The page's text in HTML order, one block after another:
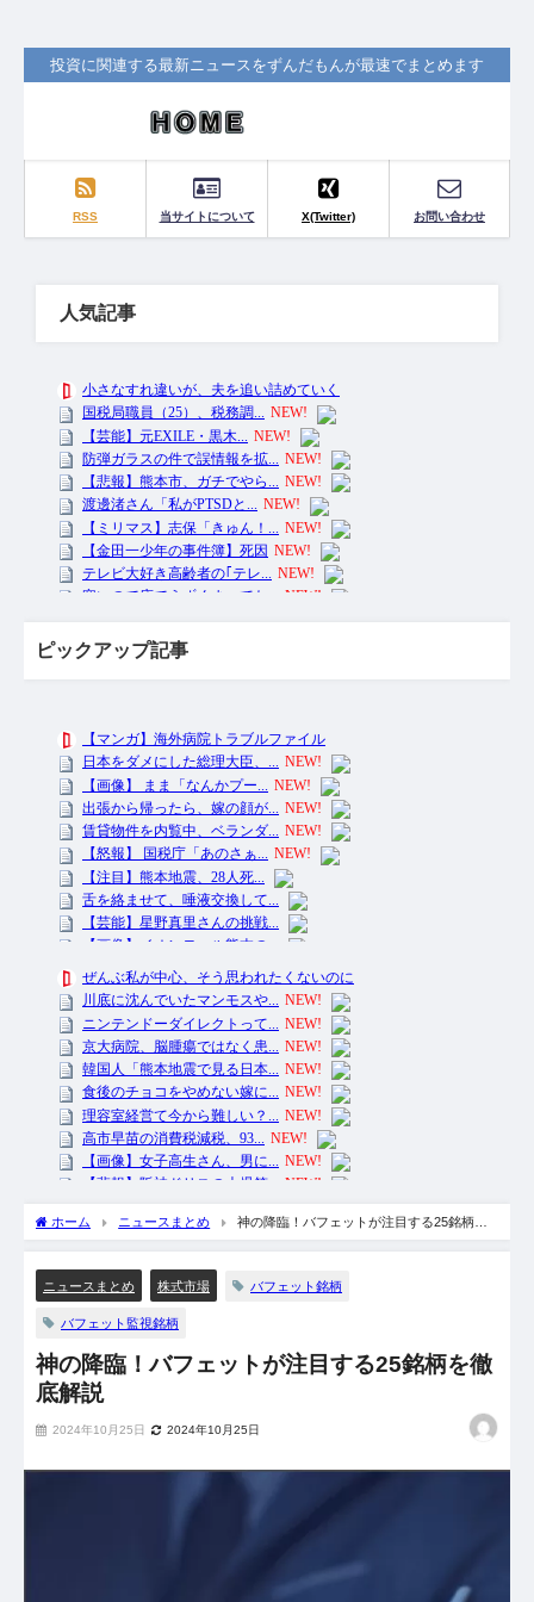
投資に関連する最新ニュースをずんだもんが最速でまとめます
RSS 当サイトについて X(Twitter) お問い合わせ
人気記事
ピックアップ記事
ホーム ニュースまとめ
神の降臨！バフェットが注目する25銘柄を
ニュースまとめ 株式市場 バフェット銘柄
バフェット監視銘柄
神の降臨！バフェットが注目する25銘柄を徹
底解説
2024年10月25日 2024年10月25日